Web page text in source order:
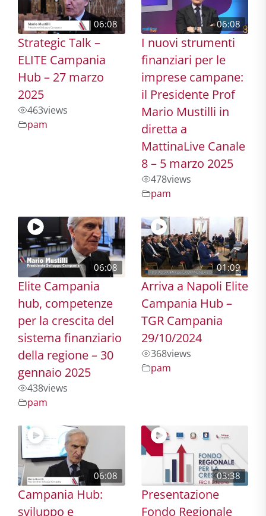
06:08
Strategic Talk –
ELITE Campania
Hub – 27 marzo
2025
463views
pam
06:08
I nuovi strumenti
finanziari per le
imprese campane:
il Presidente Prof
Mario Mustilli in
diretta a
MattinaLive Canale
8 – 5 marzo 2025
478views
pam
06:08
Elite Campania
hub, competenze
per la crescita del
sistema finanziario
della regione – 30
gennaio 2025
438views
pam
01:09
Arriva a Napoli Elite
Campania Hub –
TGR Campania
29/10/2024
368views
pam
06:08
Campania Hub:
sviluppo e
03:38
Presentazione
Fondo Regionale